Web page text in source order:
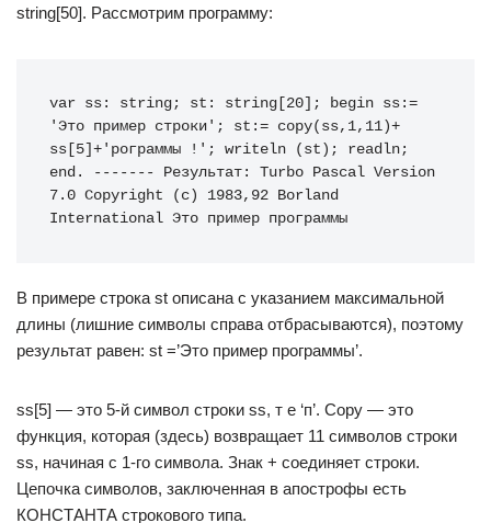
string[50]. Рассмотрим программу:
var ss: string; st: string[20]; begin ss:=
'Это пример строки'; st:= copy(ss,1,11)+
ss[5]+'рограммы !'; writeln (st); readln;
end. ------- Результат: Turbo Pascal Version
7.0 Copyright (c) 1983,92 Borland
International Это пример программы
В примере строка st описана с указанием максимальной
длины (лишние символы справа отбрасываются), поэтому
результат равен: st =’Это пример программы’.
ss[5] — это 5-й символ строки ss, т е ‘п’. Copy — это
функция, которая (здесь) возвращает 11 символов строки
ss, начиная с 1-го символа. Знак + соединяет строки.
Цепочка символов, заключенная в апострофы есть
КОНСТАНТА строкового типа.